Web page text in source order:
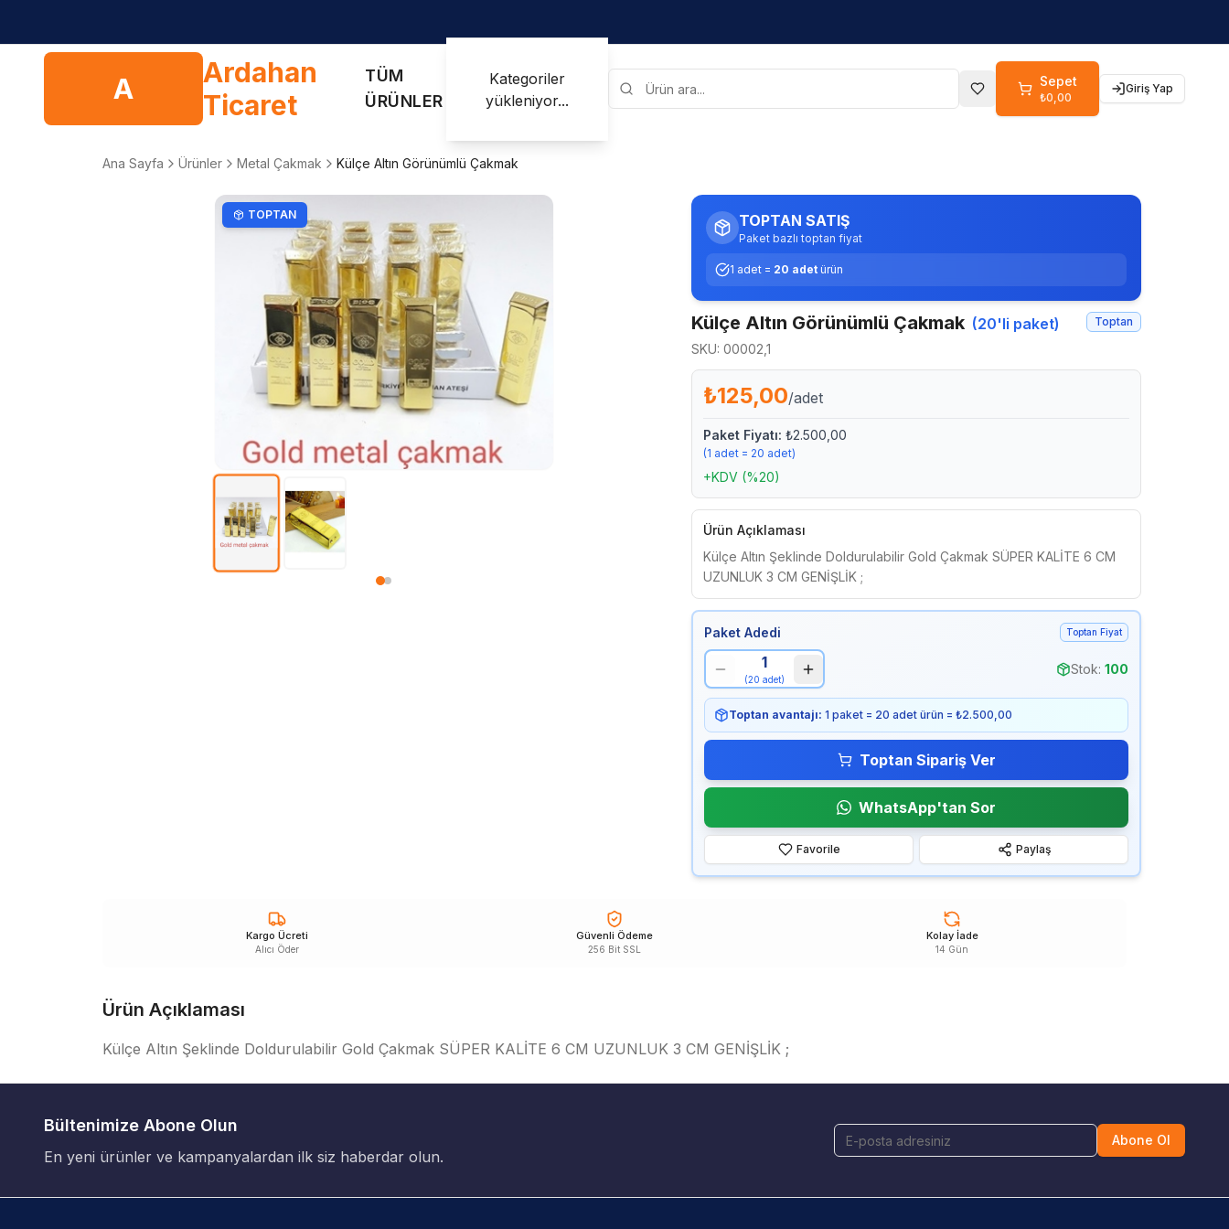
A
Ardahan
Ticaret
TÜM
ÜRÜNLER
Kategoriler
yükleniyor...
Favoriler
Sepet
₺0,00
Giriş Yap
Ana Sayfa Ürünler Metal Çakmak Külçe Altın Görünümlü Çakmak
TOPTAN TOPTAN SATIŞ
Paket bazlı toptan fiyat
1 adet = 20 adet ürün
Külçe Altın Görünümlü Çakmak (20'li paket) Toptan
SKU: 00002,1
₺125,00/adet
Paket Fiyatı: ₺2.500,00
(1 adet = 20 adet)
+KDV (%20)
Ürün Açıklaması
Külçe Altın Şeklinde Doldurulabilir Gold Çakmak SÜPER KALİTE 6 CM
UZUNLUK 3 CM GENİŞLİK ;
Paket Adedi Toptan Fiyat
1
(20 adet)
Stok: 100
Toptan avantajı: 1 paket = 20 adet ürün = ₺2.500,00
Toptan Sipariş Ver
WhatsApp'tan Sor
Favorile Paylaş
Kargo Ücreti
Alıcı Öder
Güvenli Ödeme
256 Bit SSL
Kolay İade
14 Gün
Ürün Açıklaması
Külçe Altın Şeklinde Doldurulabilir Gold Çakmak SÜPER KALİTE 6 CM UZUNLUK 3 CM GENİŞLİK ;
Bültenimize Abone Olun
En yeni ürünler ve kampanyalardan ilk siz haberdar olun.
Abone Ol